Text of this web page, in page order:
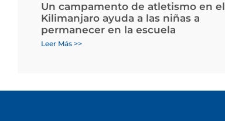
Un campamento de atletismo en el
Kilimanjaro ayuda a las niñas a
permanecer en la escuela
Leer Más >>